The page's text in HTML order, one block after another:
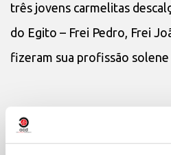
três jovens carmelitas
do Egito – Frei Pedro, Frei
fizeram sua profissão solene